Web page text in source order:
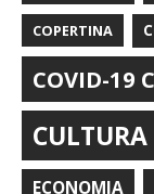
COPERTINA
COVID-19
CULTURA
ECONOMIA